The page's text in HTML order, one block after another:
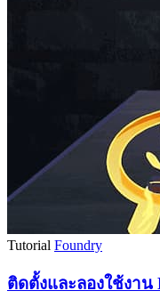
Tutorial Foundry
ติดตั้งและลองใช้งาน